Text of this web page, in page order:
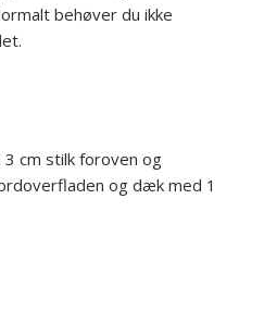
behøver du ikke
3 cm stilk foroven og
og dæk med 1